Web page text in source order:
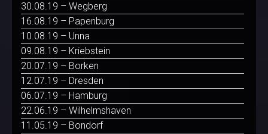
30.08.19 – Wegberg
16.08.19 – Papenburg
10.08.19 – Unna
09.08.19 – Kriebstein
20.07.19 – Borken
12.07.19 – Dresden
06.07.19 – Hamburg
22.06.19 – Wilhelmshaven
11.05.19 – Bondorf